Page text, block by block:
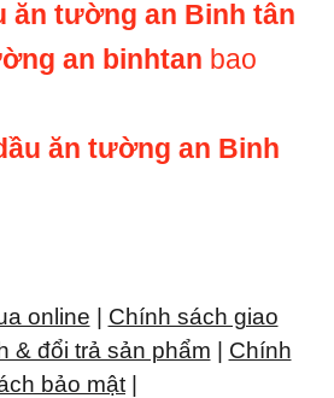
ăn tường an Binh tân
an binhtan bao
ăn tường an Binh
online
Chính sách giao
& đổi trả sản phẩm
Chính
bảo mật